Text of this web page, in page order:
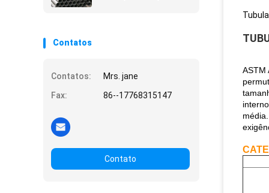
Contatos
Contatos:
Mrs. jane
Fax:
86--17768315147
Contato
ASTM